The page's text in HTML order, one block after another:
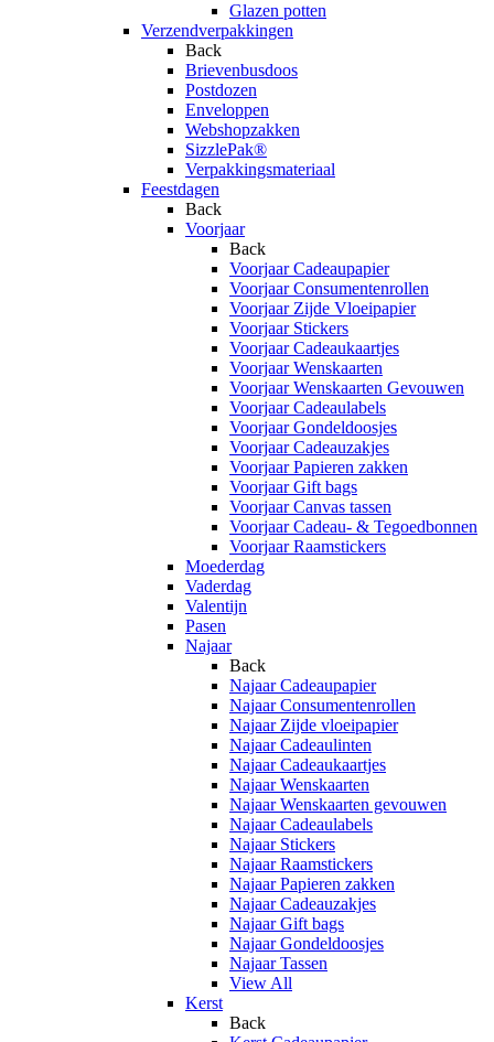
Glazen potten
Verzendverpakkingen
Back
Brievenbusdoos
Postdozen
Enveloppen
Webshopzakken
SizzlePak®
Verpakkingsmateriaal
Feestdagen
Back
Voorjaar
Back
Voorjaar Cadeaupapier
Voorjaar Consumentenrollen
Voorjaar Zijde Vloeipapier
Voorjaar Stickers
Voorjaar Cadeaukaartjes
Voorjaar Wenskaarten
Voorjaar Wenskaarten Gevouwen
Voorjaar Cadeaulabels
Voorjaar Gondeldoosjes
Voorjaar Cadeauzakjes
Voorjaar Papieren zakken
Voorjaar Gift bags
Voorjaar Canvas tassen
Voorjaar Cadeau- & Tegoedbonnen
Voorjaar Raamstickers
Moederdag
Vaderdag
Valentijn
Pasen
Najaar
Back
Najaar Cadeaupapier
Najaar Consumentenrollen
Najaar Zijde vloeipapier
Najaar Cadeaulinten
Najaar Cadeaukaartjes
Najaar Wenskaarten
Najaar Wenskaarten gevouwen
Najaar Cadeaulabels
Najaar Stickers
Najaar Raamstickers
Najaar Papieren zakken
Najaar Cadeauzakjes
Najaar Gift bags
Najaar Gondeldoosjes
Najaar Tassen
View All
Kerst
Back